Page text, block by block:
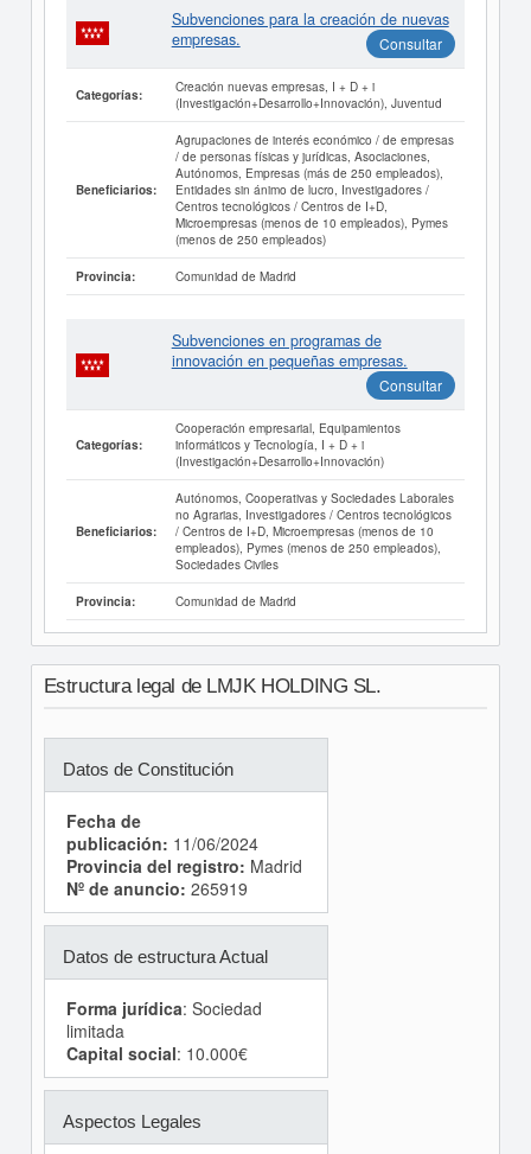
Subvenciones para la creación de nuevas
empresas.
Consultar
Categorías:
Creación nuevas empresas, I + D + i
(Investigación+Desarrollo+Innovación), Juventud
Beneficiarios:
Agrupaciones de interés económico / de empresas
/ de personas físicas y jurídicas, Asociaciones,
Autónomos, Empresas (más de 250 empleados),
Entidades sin ánimo de lucro, Investigadores /
Centros tecnológicos / Centros de I+D,
Microempresas (menos de 10 empleados), Pymes
(menos de 250 empleados)
Provincia: Comunidad de Madrid
Subvenciones en programas de
innovación en pequeñas empresas.
Consultar
Categorías:
Cooperación empresarial, Equipamientos
informáticos y Tecnología, I + D + i
(Investigación+Desarrollo+Innovación)
Beneficiarios:
Autónomos, Cooperativas y Sociedades Laborales
no Agrarias, Investigadores / Centros tecnológicos
/ Centros de I+D, Microempresas (menos de 10
empleados), Pymes (menos de 250 empleados),
Sociedades Civiles
Provincia: Comunidad de Madrid
Estructura legal de LMJK HOLDING SL.
Datos de Constitución
Fecha de
publicación: 11/06/2024
Provincia del registro: Madrid
Nº de anuncio: 265919
Datos de estructura Actual
Forma jurídica: Sociedad
limitada
Capital social: 10.000€
Aspectos Legales